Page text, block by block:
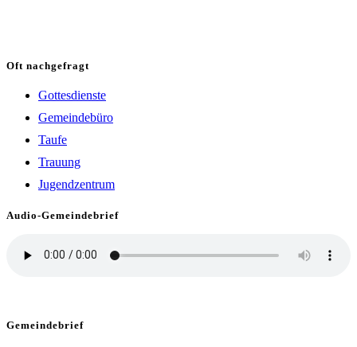
Oft nachgefragt
Gottesdienste
Gemeindebüro
Taufe
Trauung
Jugendzentrum
Audio-Gemeindebrief
Gemeindebrief